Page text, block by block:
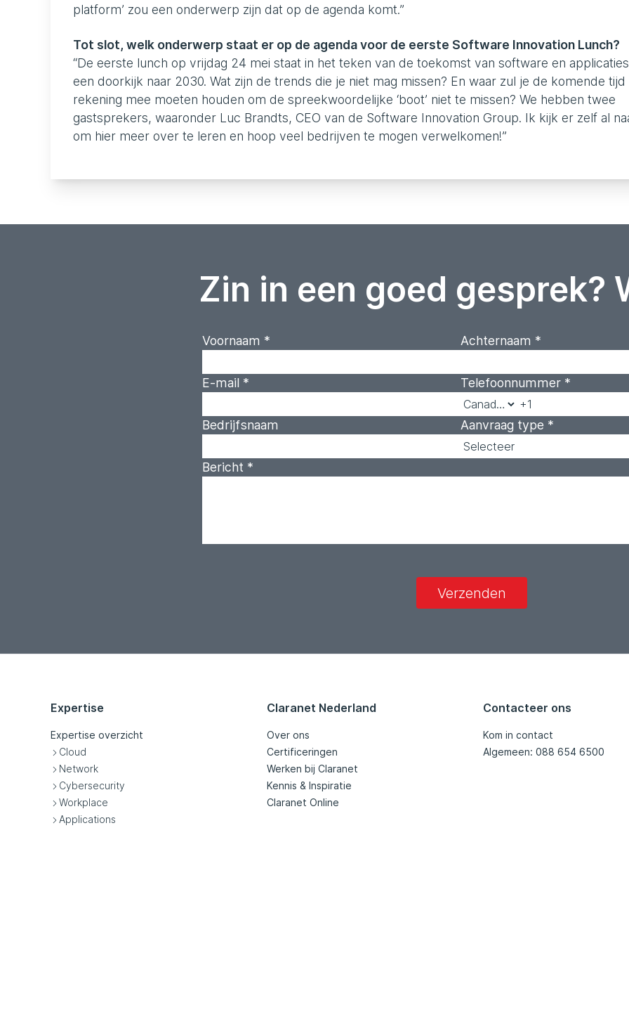
platform’ zou een onderwerp zijn dat op de agenda komt.”
Tot slot, welk onderwerp staat er op de agenda voor de eerste Software Innovation Lunch?
“De eerste lunch op vrijdag 24 mei staat in het teken van de toekomst van software en
een doorkijk naar 2030. Wat zijn de trends die je niet mag missen? En waar zul je de komende tijd
rekening mee moeten houden om de spreekwoordelijke ‘boot’ niet te missen? We hebben twee
gastsprekers, waaronder Luc Brandts, CEO van de Software Innovation Group. Ik kijk er zelf al
om hier meer over te leren en hoop veel bedrijven te mogen verwelkomen!”
Zin in een goed gesprek?
Voornaam * Achternaam *
E-mail * Telefoonnummer *
Bedrijfsnaam Aanvraag type *
Bericht *
Verzenden
Expertise
Expertise overzicht
Cloud
Network
Cybersecurity
Workplace
Applications
Claranet Nederland
Over ons
Certificeringen
Werken bij Claranet
Kennis & Inspiratie
Claranet Online
Contacteer ons
Kom in contact
Algemeen: 088 654 6500